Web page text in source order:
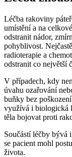
Léčba rakoviny
umístění a na
odstranit nádor,
pohyblivost.
radioterapie a
odstranit co největší
V případech, kdy
úvahu ozařování
buňky bez
využívá i biologická
těla bojovat proti
Součástí léčby bývá
se pacient mohl
života.